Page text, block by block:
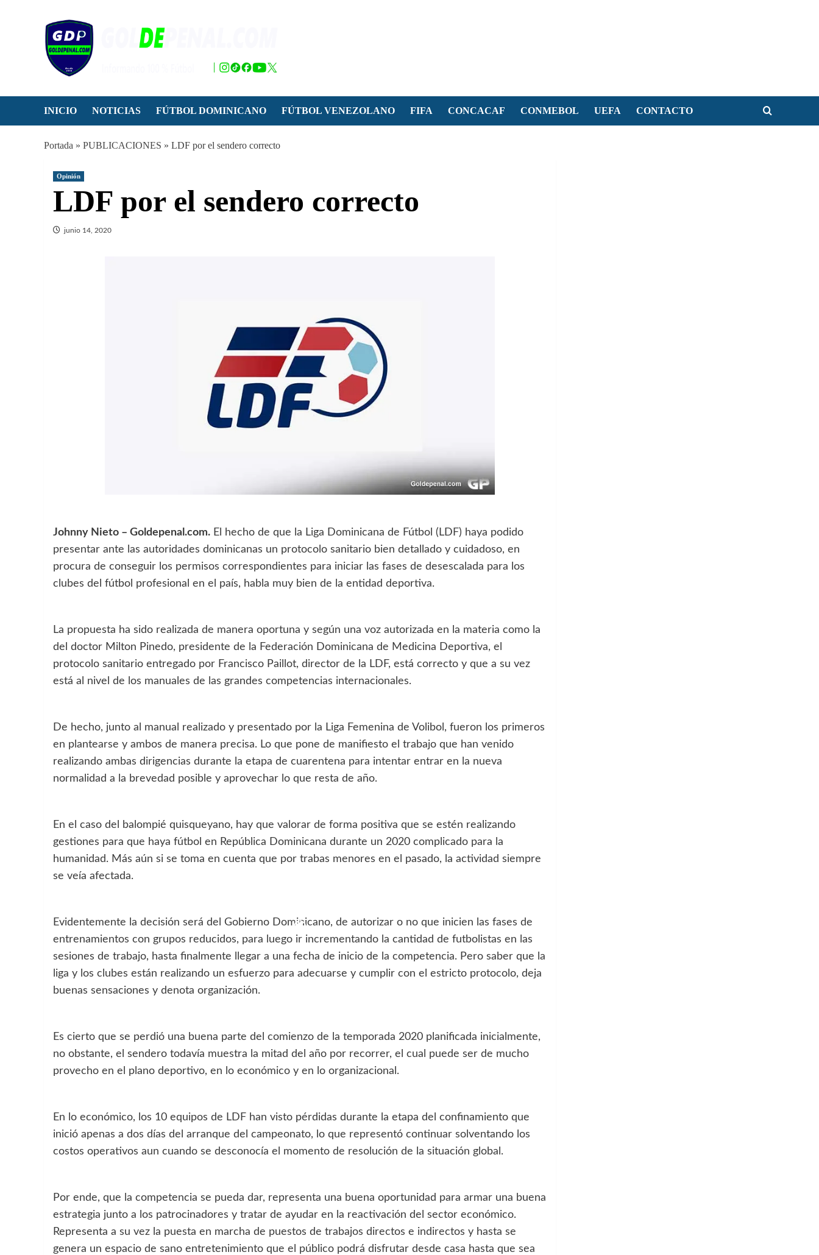
INICIO NOTICIAS FÚTBOL DOMINICANO FÚTBOL VENEZOLANO FIFA CONCACAF CONMEBOL UEFA CONTACTO
Portada » PUBLICACIONES » LDF por el sendero correcto
Opinión
LDF por el sendero correcto
junio 14, 2020
Johnny Nieto – Goldepenal.com. El hecho de que la Liga Dominicana de Fútbol (LDF) haya podido
presentar ante las autoridades dominicanas un protocolo sanitario bien detallado y cuidadoso, en
procura de conseguir los permisos correspondientes para iniciar las fases de desescalada para los
clubes del fútbol profesional en el país, habla muy bien de la entidad deportiva.
La propuesta ha sido realizada de manera oportuna y según una voz autorizada en la materia como la
del doctor Milton Pinedo, presidente de la Federación Dominicana de Medicina Deportiva, el
protocolo sanitario entregado por Francisco Paillot, director de la LDF, está correcto y que a su vez
está al nivel de los manuales de las grandes competencias internacionales.
De hecho, junto al manual realizado y presentado por la Liga Femenina de Volibol, fueron los primeros
en plantearse y ambos de manera precisa. Lo que pone de manifiesto el trabajo que han venido
realizando ambas dirigencias durante la etapa de cuarentena para intentar entrar en la nueva
normalidad a la brevedad posible y aprovechar lo que resta de año.
En el caso del balompié quisqueyano, hay que valorar de forma positiva que se estén realizando
gestiones para que haya fútbol en República Dominicana durante un 2020 complicado para la
humanidad. Más aún si se toma en cuenta que por trabas menores en el pasado, la actividad siempre
se veía afectada.
Evidentemente la decisión será del Gobierno Dominicano, de autorizar o no que inicien las fases de
entrenamientos con grupos reducidos, para luego ir incrementando la cantidad de futbolistas en las
sesiones de trabajo, hasta finalmente llegar a una fecha de inicio de la competencia. Pero saber que la
liga y los clubes están realizando un esfuerzo para adecuarse y cumplir con el estricto protocolo, deja
buenas sensaciones y denota organización.
Es cierto que se perdió una buena parte del comienzo de la temporada 2020 planificada inicialmente,
no obstante, el sendero todavía muestra la mitad del año por recorrer, el cual puede ser de mucho
provecho en el plano deportivo, en lo económico y en lo organizacional.
En lo económico, los 10 equipos de LDF han visto pérdidas durante la etapa del confinamiento que
inició apenas a dos días del arranque del campeonato, lo que representó continuar solventando los
costos operativos aun cuando se desconocía el momento de resolución de la situación global.
Por ende, que la competencia se pueda dar, representa una buena oportunidad para armar una buena
estrategia junto a los patrocinadores y tratar de ayudar en la reactivación del sector económico.
Representa a su vez la puesta en marcha de puestos de trabajos directos e indirectos y hasta se
genera un espacio de sano entretenimiento que el público podrá disfrutar desde casa hasta que sea